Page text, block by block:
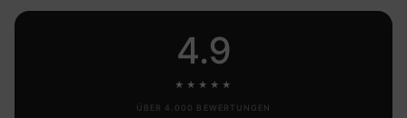
4.9
★★★★★
ÜBER 4.000 BEWERTUNGEN